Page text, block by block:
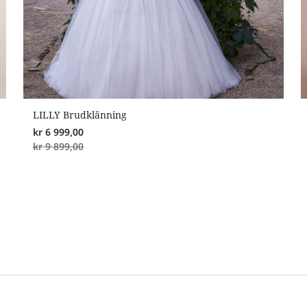
LILLY Brudklänning
kr 6 999,00
kr 9 899,00